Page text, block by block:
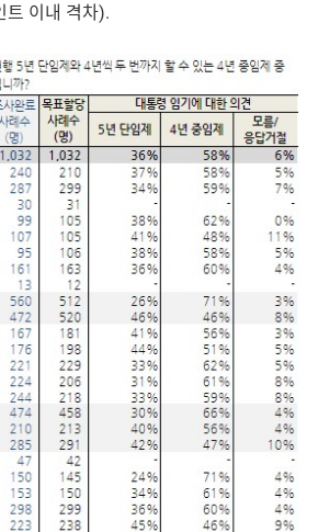
트 이내 격차).